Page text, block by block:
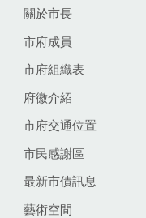
關於市長
市府成員
市府組織表
府徽介紹
市府交通位置
市民感謝區
最新市債訊息
藝術空間